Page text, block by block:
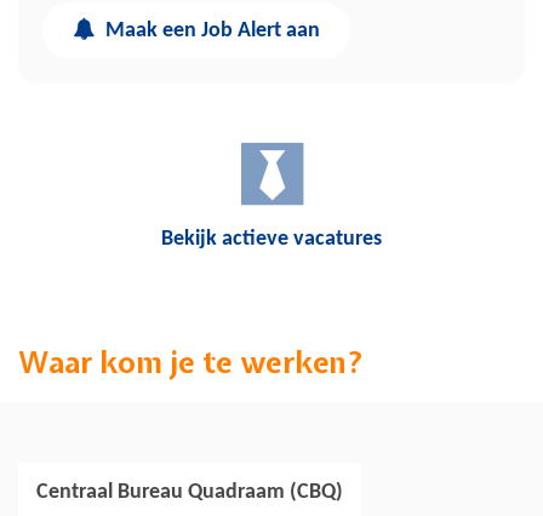
Maak een Job Alert aan
Bekijk actieve vacatures
Waar kom je te werken?
Centraal Bureau Quadraam (CBQ)